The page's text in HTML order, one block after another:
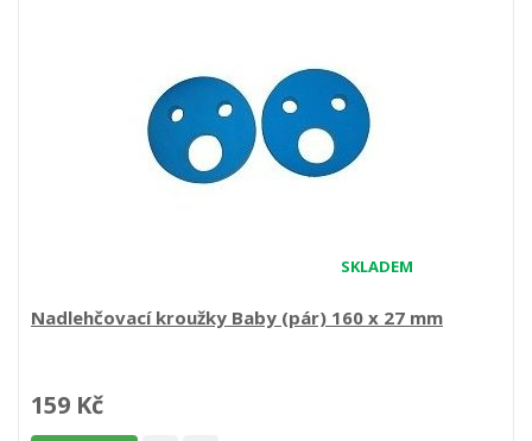
SKLADEM
Nadlehčovací kroužky Baby (pár) 160 x 27 mm
159 Kč